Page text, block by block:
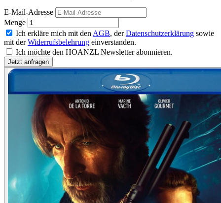
E-Mail-Adresse
Menge
Ich erkläre mich mit den AGB, derDatenschutzerklärung sowie
mit derWiderrufsbelehrung einverstanden.
Ich möchte den HOANZL Newsletter abonnieren.